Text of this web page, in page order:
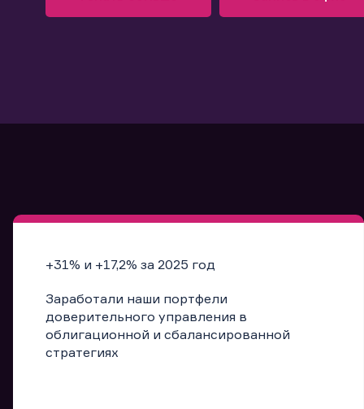
+31% и +17,2% за 2025 год
Заработали наши портфели
доверительного управления в
облигационной и сбалансированной
стратегиях